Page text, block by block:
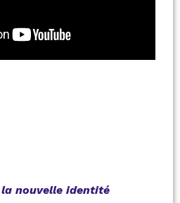
la nouvelle identité